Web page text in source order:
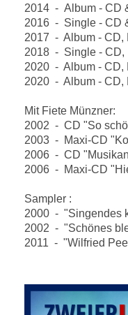
2014 - Album - CD
2016 - Single - CD
2017 - Album - CD,
2018 - Single - CD,
2020 - Album - CD,
2020 - Album - CD,
Mit Fiete Münzner:
2002 - CD "So
2003 - Maxi-CD
2006 - CD
2006 - Maxi-CD
Sampler :
2000 - "Singendes
2002 - "Schönes
2011 - "Wilfried